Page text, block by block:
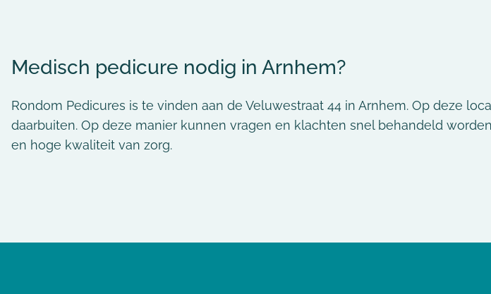
Medisch pedicure nodig in Arnhem?
Rondom Pedicures is te vinden aan de Veluwestraat 44 in Arnhem. Op deze
daarbuiten. Op deze manier kunnen vragen en klachten snel behandeld
en hoge kwaliteit van zorg.